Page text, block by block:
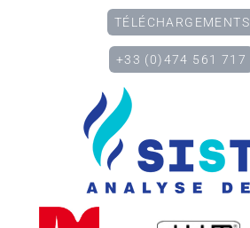
TÉLÉCHARGEMENTS
+33 (0)474 561 717